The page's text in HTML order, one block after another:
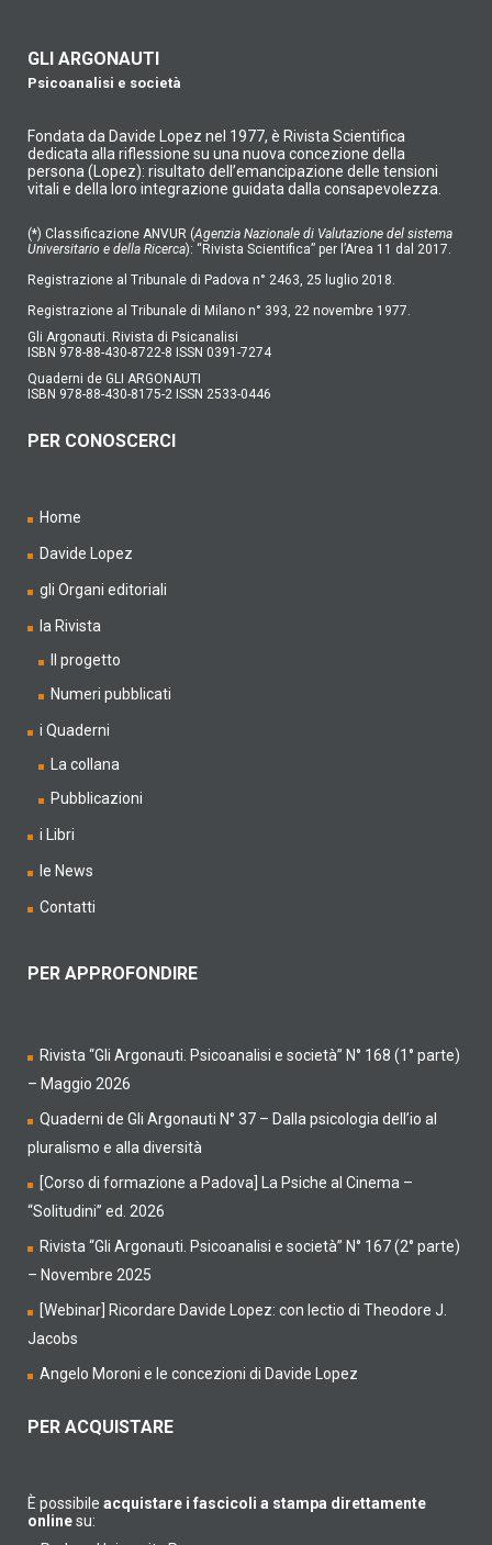
GLI ARGONAUTI
Psicoanalisi e società
Fondata da Davide Lopez nel 1977, è Rivista Scientifica
dedicata alla riflessione su una nuova concezione della
persona (Lopez): risultato dell’emancipazione delle tensioni
vitali e della loro integrazione guidata dalla consapevolezza.
(*) Classificazione ANVUR (Agenzia Nazionale di Valutazione del sistema
Universitario e della Ricerca): “Rivista Scientifica” per l’Area 11 dal 2017.
Registrazione al Tribunale di Padova n° 2463, 25 luglio 2018.
Registrazione al Tribunale di Milano n° 393, 22 novembre 1977.
Gli Argonauti. Rivista di Psicanalisi
ISBN 978-88-430-8722-8 ISSN 0391-7274
Quaderni de GLI ARGONAUTI
ISBN 978-88-430-8175-2 ISSN 2533-0446
PER CONOSCERCI
Home
Davide Lopez
gli Organi editoriali
la Rivista
Il progetto
Numeri pubblicati
i Quaderni
La collana
Pubblicazioni
i Libri
le News
Contatti
PER APPROFONDIRE
Rivista “Gli Argonauti. Psicoanalisi e società” N° 168 (1° parte)
– Maggio 2026
Quaderni de Gli Argonauti N° 37 – Dalla psicologia dell’io al
pluralismo e alla diversità
[Corso di formazione a Padova] La Psiche al Cinema –
“Solitudini” ed. 2026
Rivista “Gli Argonauti. Psicoanalisi e società” N° 167 (2° parte)
– Novembre 2025
[Webinar] Ricordare Davide Lopez: con lectio di Theodore J.
Jacobs
Angelo Moroni e le concezioni di Davide Lopez
PER ACQUISTARE
È possibile acquistare i fascicoli a stampa direttamente
onlinesu: